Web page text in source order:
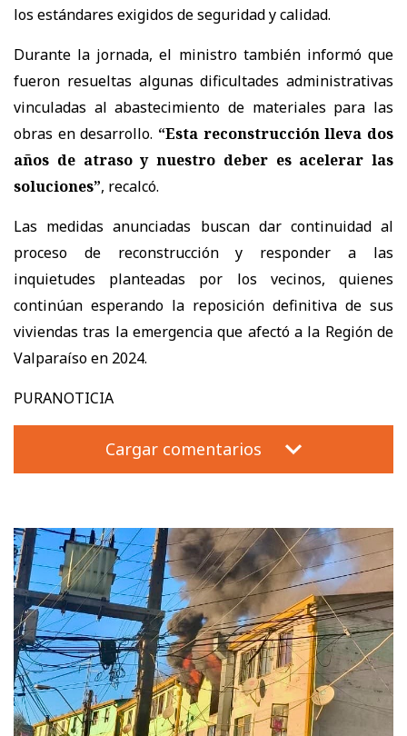
los estándares exigidos de seguridad y calidad.
Durante la jornada, el ministro también informó que
fueron resueltas algunas dificultades administrativas
vinculadas al abastecimiento de materiales para las
obras en desarrollo. “Esta reconstrucción lleva dos
años de atraso y nuestro deber es acelerar las
soluciones”, recalcó.
Las medidas anunciadas buscan dar continuidad al
proceso de reconstrucción y responder a las
inquietudes planteadas por los vecinos, quienes
continúan esperando la reposición definitiva de sus
viviendas tras la emergencia que afectó a la Región de
Valparaíso en 2024.
PURANOTICIA
Cargar comentarios